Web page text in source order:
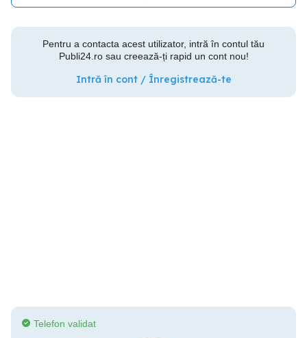
Pentru a contacta acest utilizator, intră în contul tău
Publi24.ro sau creează-ți rapid un cont nou!
Intră în cont / Înregistrează-te
Telefon validat